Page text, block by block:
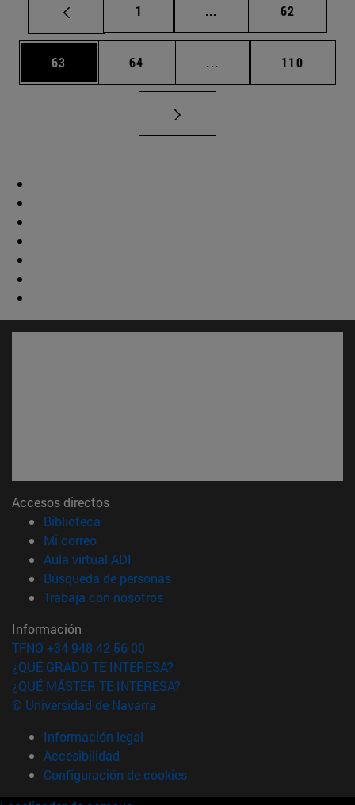
Página
1 ... Páginas intermedias
Página
62
Página
63 Página
64 ... Páginas intermedias
Página
110
Accesos directos
Biblioteca
Mi correo(abre en nueva ventana)
Aula virtual ADI
Búsqueda de personas(abre en nueva ventana)
Trabaja con nosotros(abre en nueva ventana)
Información
TFNO +34 948 42 56 00
¿QUÉ GRADO TE INTERESA?
¿QUÉ MÁSTER TE INTERESA?
© Universidad de Navarra
Información legal
Accesibilidad
Configuración de cookies